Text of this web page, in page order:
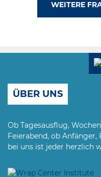
im
Sandstrand.
WEITERE
ÜBER UNS
Ob Tagesausflug,
Feierabend, ob
bei uns ist jeder herzlich